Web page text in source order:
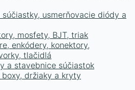
usmerňovacie diódy a
mosfety, BJT, triak
enkódery, konektory,
tlačidlá
a stavebnice súčiastok
držiaky a kryty